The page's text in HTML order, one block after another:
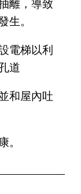
離，導致
生。
電梯以利
道
和屋內吐
。